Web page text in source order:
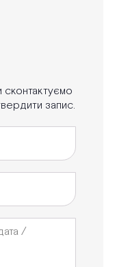
сконтактуємо
запис.